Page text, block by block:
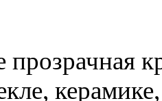
прозрачная